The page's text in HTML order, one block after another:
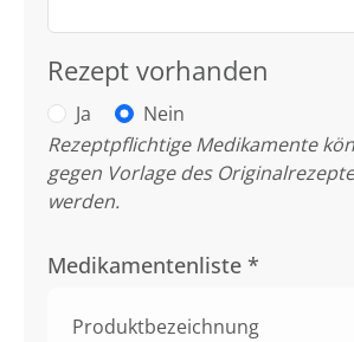
Rezept vorhanden
Ja
Nein
Rezeptpflichtige Medikamente
gegen Vorlage des
werden.
Medikamentenliste *
Produktbezeichnung